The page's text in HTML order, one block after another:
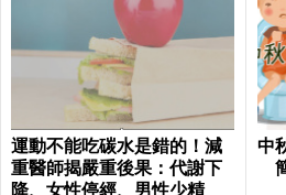
運動不能吃碳水是錯的！減
重醫師揭嚴重後果：代謝下
降、女性停經、男性少精
中